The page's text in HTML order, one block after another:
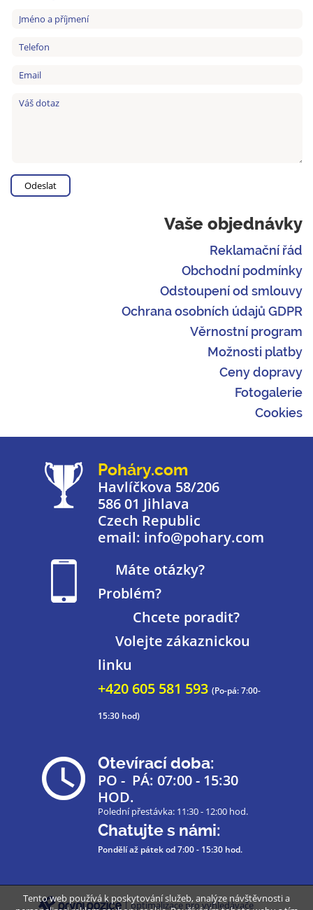
Vaše objednávky
Reklamační řád
Obchodní podmínky
Odstoupení od smlouvy
Ochrana osobních údajů GDPR
Věrnostní program
Možnosti platby
Ceny dopravy
Fotogalerie
Cookies
Poháry.com
Havlíčkova 58/206
586 01 Jihlava
Czech Republic
email: info@pohary.com
Máte otázky?
Problém?
Chcete poradit?
Volejte zákaznickou
linku
+420 605 581 593 (Po-pá: 7:00-
15:30 hod)
Otevírací doba:
PO - PÁ: 07:00 - 15:30
HOD.
Polední přestávka: 11:30 - 12:00 hod.
Chatujte s námi:
Pondělí až pátekod 7:00 - 15:30 hod.
| optimalizace pro vyhledávače
Tento web používá k poskytování služeb, analýze návštěvnosti a